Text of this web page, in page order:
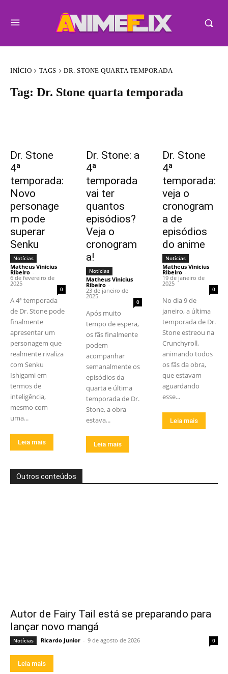
INÍCIO TAGS DR. STONE QUARTA TEMPORADA
Tag: Dr. Stone quarta temporada
Dr. Stone
4ª
temporada:
Novo
personage
m pode
superar
Senku
Notícias
Matheus Vinicius
Ribeiro -
6 de fevereiro de
2025
0
A 4ª temporada
de Dr. Stone pode
finalmente
apresentar um
personagem que
realmente rivaliza
com Senku
Ishigami em
termos de
inteligência,
mesmo com
uma...
Leia mais
Dr. Stone: a
4ª
temporada
vai ter
quantos
episódios?
Veja o
cronogram
a!
Notícias
Matheus Vinicius
Ribeiro -
23 de janeiro de
2025
0
Após muito
tempo de espera,
os fãs finalmente
podem
acompanhar
semanalmente os
episódios da
quarta e última
temporada de Dr.
Stone, a obra
estava...
Leia mais
Dr. Stone
4ª
temporada:
veja o
cronogram
a de
episódios
do anime
Notícias
Matheus Vinicius
Ribeiro -
19 de janeiro de
2025
0
No dia 9 de
janeiro, a última
temporada de Dr.
Stone estreou na
Crunchyroll,
animando todos
os fãs da obra,
que estavam
aguardando
esse...
Leia mais
Outros conteúdos
Autor de Fairy Tail está se preparando para
lançar novo mangá
Notícias Ricardo Junior - 9 de agosto de 2026 0
Leia mais